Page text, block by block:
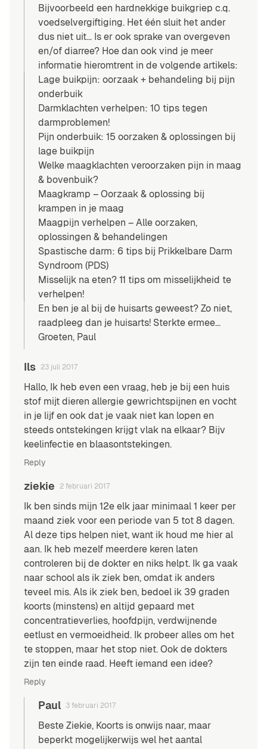
Bijvoorbeeld een hardnekkige buikgriep c.q.
voedselvergiftiging. Het één sluit het ander
dus niet uit… Is er ook sprake van overgeven
en/of diarree? Hoe dan ook vind je meer
informatie hieromtrent in de volgende artikels:
Lage buikpijn: oorzaak + behandeling bij pijn
onderbuik
Darmklachten verhelpen: 10 tips tegen
darmproblemen!
Pijn onderbuik: 15 oorzaken & oplossingen bij
lage buikpijn
Welke maagklachten veroorzaken pijn in maag
& bovenbuik?
Maagkramp – Oorzaak & oplossing bij
krampen in je maag
Maagpijn verhelpen – Alle oorzaken,
oplossingen & behandelingen
Spastische darm: 6 tips bij Prikkelbare Darm
Syndroom (PDS)
Misselijk na eten? 11 tips om misselijkheid te
verhelpen!
En ben je al bij de huisarts geweest? Zo niet,
raadpleeg dan je huisarts! Sterkte ermee…
Groeten, Paul
Ils 23 juli 2017
Hallo, Ik heb even een vraag, heb je bij een huis
stof mijt dieren allergie gewrichtspijnen en vocht
in je lijf en ook dat je vaak niet kan lopen en
steeds ontstekingen krijgt vlak na elkaar? Bijv
keelinfectie en blaasontstekingen.
Reply
ziekie 2 februari 2017
Ik ben sinds mijn 12e elk jaar minimaal 1 keer per
maand ziek voor een periode van 5 tot 8 dagen.
Al deze tips helpen niet, want ik houd me hier al
aan. Ik heb mezelf meerdere keren laten
controleren bij de dokter en niks helpt. Ik ga vaak
naar school als ik ziek ben, omdat ik anders
teveel mis. Als ik ziek ben, bedoel ik 39 graden
koorts (minstens) en altijd gepaard met
concentratieverlies, hoofdpijn, verdwijnende
eetlust en vermoeidheid. Ik probeer alles om het
te stoppen, maar het stop niet. Ook de dokters
zijn ten einde raad. Heeft iemand een idee?
Reply
Paul 3 februari 2017
Beste Ziekie, Koorts is onwijs naar, maar
beperkt mogelijkerwijs wel het aantal